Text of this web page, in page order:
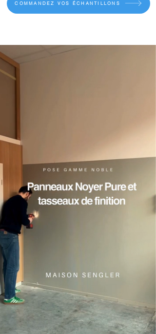
COMMANDEZ VOS ÉCHANTILLONS